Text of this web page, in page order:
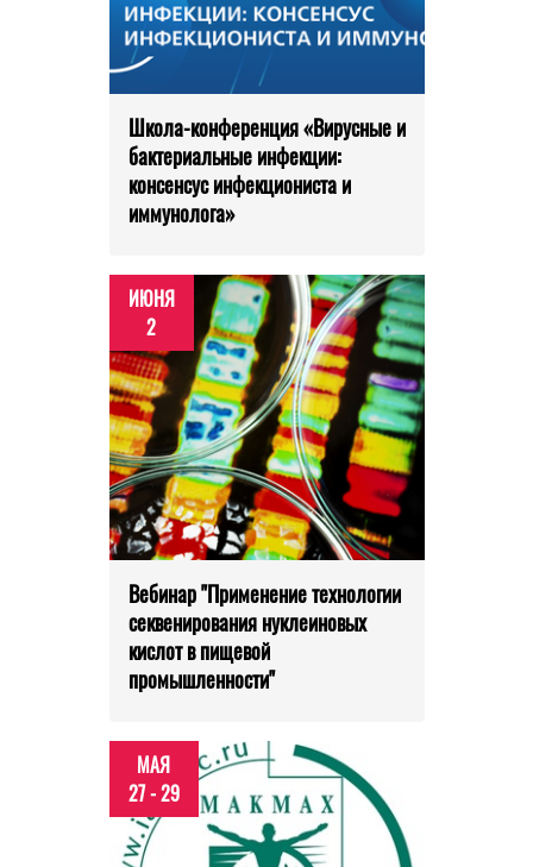
Школа-конференция «Вирусные и
бактериальные инфекции:
консенсус инфекциониста и
иммунолога»
ИЮНЯ
2
Вебинар "Применение технологии
секвенирования нуклеиновых
кислот в пищевой
промышленности"
МАЯ
27 - 29